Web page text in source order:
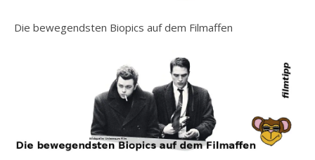
Die bewegendsten Biopics auf dem Filmaffen